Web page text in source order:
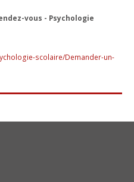
vous - Psychologie
scolaire/Demander-un-